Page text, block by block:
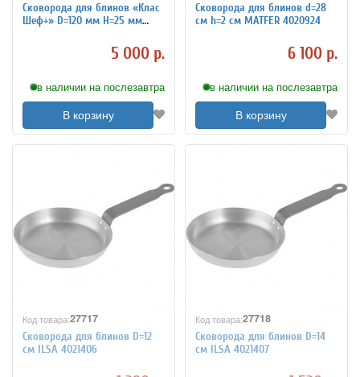
Сковорода для блинов «Клас
Шеф+» D=120 мм H=25 мм
5 000 р.
в наличии на послезавтра
В корзину
Сковорода для блинов d=28
см h=2 см MATFER 4020924
6 100 р.
в наличии на послезавтра
В корзину
Код товара:27717
Сковорода для блинов D=12
см ILSA 4021406
Код товара:27718
Сковорода для блинов D=14
см ILSA 4021407